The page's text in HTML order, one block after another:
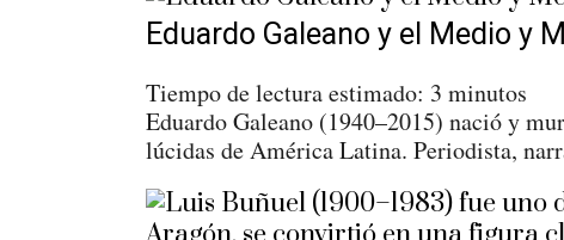
Eduardo Galeano y el Medio y
Tiempo de lectura estimado: 3 minutos
Eduardo Galeano (1940–2015) nació y
lúcidas de América Latina. Periodista,